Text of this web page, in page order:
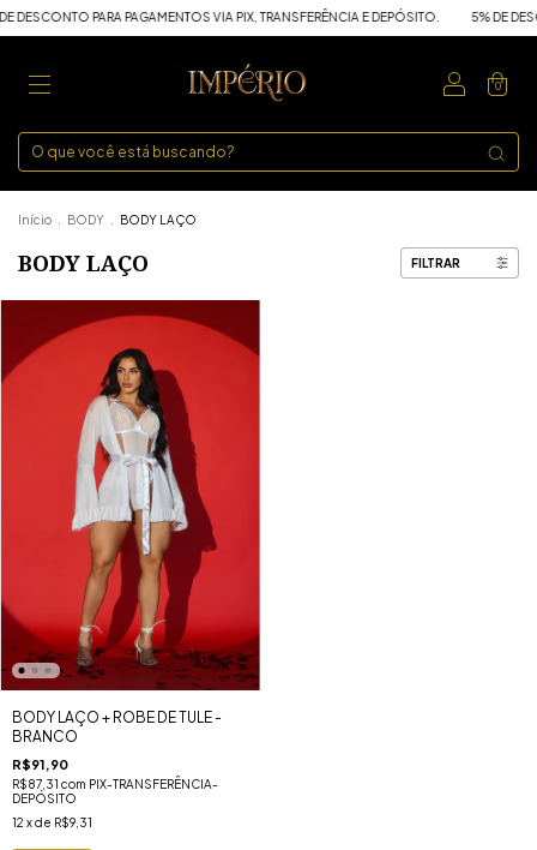
DESCONTO PARA PAGAMENTOS VIA PIX, TRANSFERÊNCIA E DEPÓSITO. 5% DE
0
Início BODY BODY LAÇO
BODY LAÇO FILTRAR
BODY LAÇO + ROBE DE TULE -
BRANCO
R$91,90
R$87,31 com PIX-TRANSFERÊNCIA-
DEPÓSITO
12 x de R$9,31